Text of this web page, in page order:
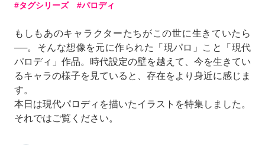
タグシリーズ パロディ
もしもあのキャラクターたちがこの世に生きていたら
──。そんな想像を元に作られた「現パロ」こと「現代
パロディ」作品。時代設定の壁を越えて、今を生きてい
るキャラの様子を見ていると、存在をより身近に感じま
す。
本日は現代パロディを描いたイラストを特集しました。
それではご覧ください。